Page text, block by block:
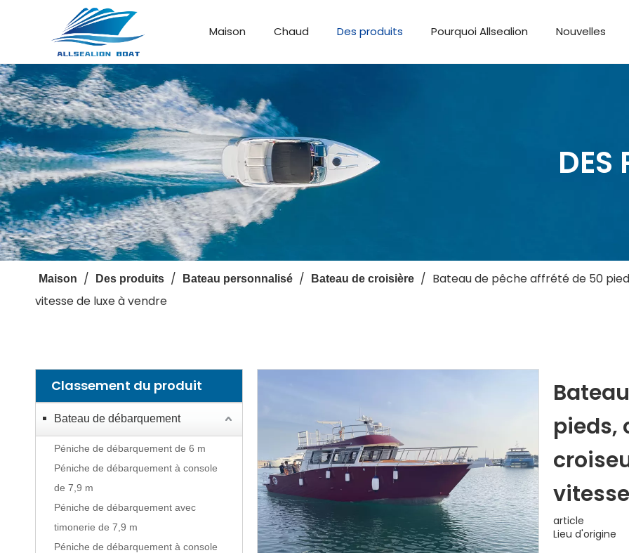
Maison Chaud Des produits Pourquoi Allsealion Nouvelles
DES
Maison / Des produits / Bateau personnalisé / Bateau de croisière / Bateau de pêche affrété de 50
vitesse de luxe à vendre
Classement du produit
Bateau de débarquement
Péniche de débarquement de 6 m
Péniche de débarquement à console
de 7,9 m
Péniche de débarquement avec
timonerie de 7,9 m
Péniche de débarquement à console
pieds,
article
Lieu d'origine